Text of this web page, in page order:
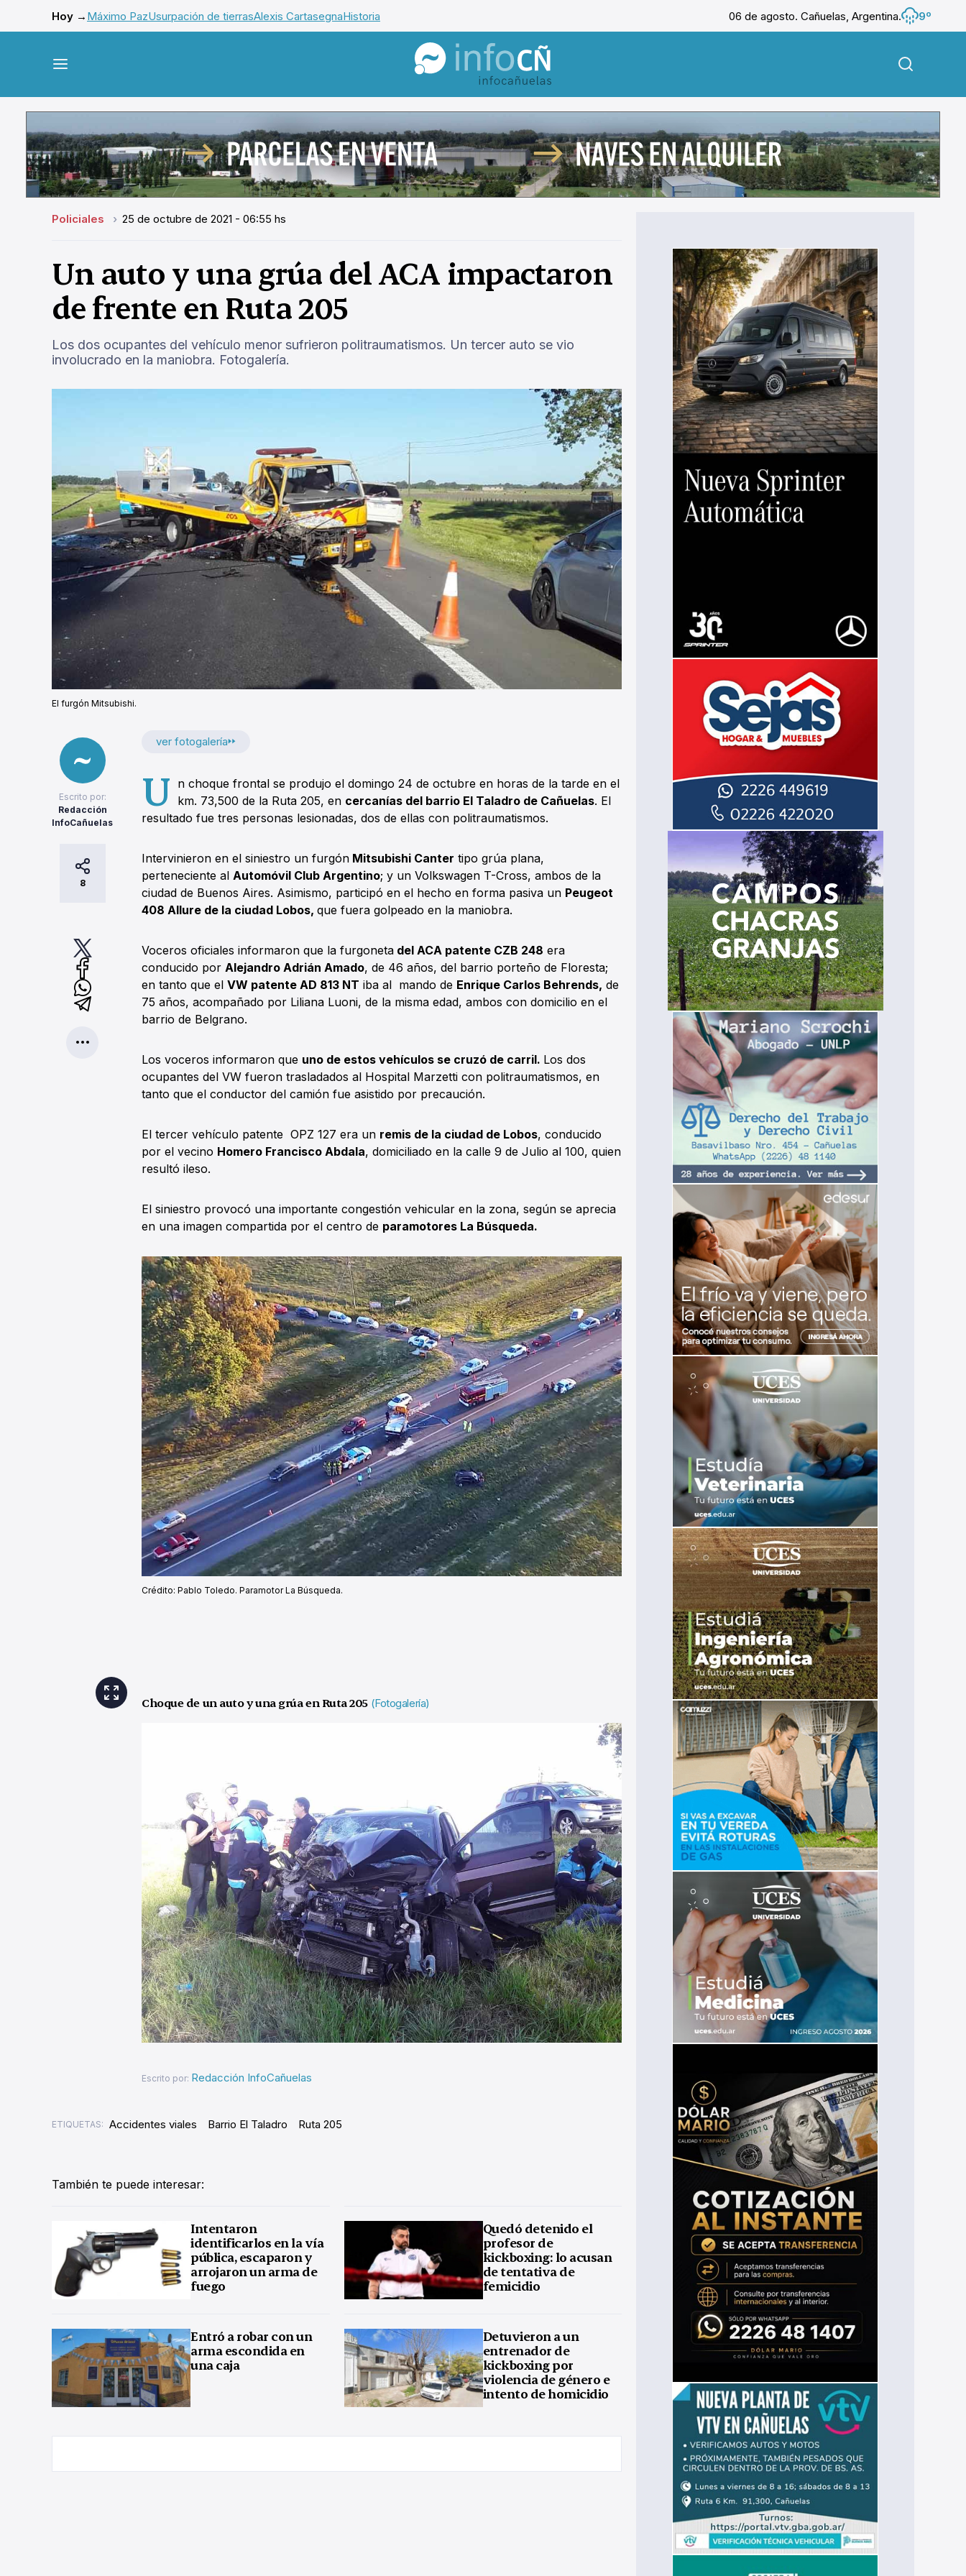
Hoy → Máximo PazUsurpación de tierrasAlexis CartasegnaHistoria 06 de agosto. Cañuelas, Argentina.
9º
InfoCañuelas
Policiales 25 de octubre de 2021 - 06:55 hs
Un auto y una grúa del ACA impactaron
de frente en Ruta 205
Los dos ocupantes del vehículo menor sufrieron politraumatismos. Un tercer auto se vio
involucrado en la maniobra. Fotogalería.
El furgón Mitsubishi.
Escrito por:
Redacción
InfoCañuelas
8
ver fotogalería
U n choque frontal se produjo el domingo 24 de octubre en horas de la tarde en el
km. 73,500 de la Ruta 205, en cercanías del barrio El Taladro de Cañuelas. El
resultado fue tres personas lesionadas, dos de ellas con politraumatismos.
Intervinieron en el siniestro un furgón Mitsubishi Canter tipo grúa plana,
perteneciente al Automóvil Club Argentino; y un Volkswagen T-Cross, ambos de la
ciudad de Buenos Aires. Asimismo, participó en el hecho en forma pasiva un Peugeot
408 Allure de la ciudad Lobos, que fuera golpeado en la maniobra.
Voceros oficiales informaron que la furgoneta del ACA patente CZB 248 era
conducido por Alejandro Adrián Amado, de 46 años, del barrio porteño de Floresta;
en tanto que el VW patente AD 813 NT iba al mando de Enrique Carlos Behrends, de
75 años, acompañado por Liliana Luoni, de la misma edad, ambos con domicilio en el
barrio de Belgrano.
Los voceros informaron que uno de estos vehículos se cruzó de carril. Los dos
ocupantes del VW fueron trasladados al Hospital Marzetti con politraumatismos, en
tanto que el conductor del camión fue asistido por precaución.
El tercer vehículo patente OPZ 127 era un remis de la ciudad de Lobos, conducido
por el vecino Homero Francisco Abdala, domiciliado en la calle 9 de Julio al 100, quien
resultó ileso.
El siniestro provocó una importante congestión vehicular en la zona, según se aprecia
en una imagen compartida por el centro de paramotores La Búsqueda.
Crédito: Pablo Toledo. Paramotor La Búsqueda.
Choque de un auto y una grúa en Ruta 205 (Fotogalería)
Escrito por: Redacción InfoCañuelas
ETIQUETAS: Accidentes viales Barrio El Taladro Ruta 205
También te puede interesar:
Intentaron
identificarlos en la vía
pública, escaparon y
arrojaron un arma de
fuego
Quedó detenido el
profesor de
kickboxing: lo acusan
de tentativa de
femicidio
Entró a robar con un
arma escondida en
una caja
Detuvieron a un
entrenador de
kickboxing por
violencia de género e
intento de homicidio